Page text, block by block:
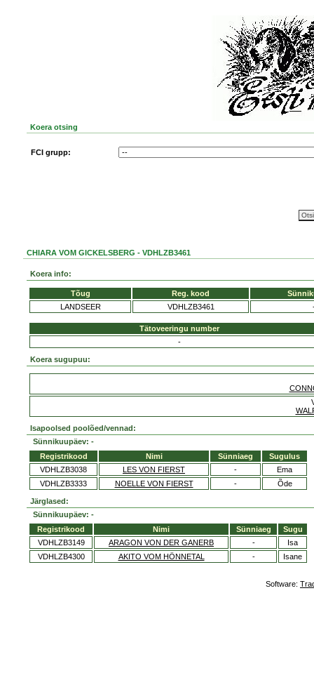
Koera otsing
FCI grupp:
CHIARA VOM GICKELSBERG - VDHLZB3461
Koera info:
Tõug Reg. kood
LANDSEER
VDHLZB3461
Tätoveeringu number
-
Koera sugupuu:
Isapoolsed poolõed/vennad:
Sünnikuupäev: -
Registrikood
Nimi Sünniaeg
Sugulus
VDHLZB3038
LES VON FIERST -
Ema
VDHLZB3333
NOELLE VON FIERST - Õde
Järglased:
Sünnikuupäev: -
Registrikood
Nimi Sünniaeg
Sugu
VDHLZB3149
ARAGON VON DER GANERB -
Isa
VDHLZB4300
AKITO VOM HÖNNETAL - Isane
Software: